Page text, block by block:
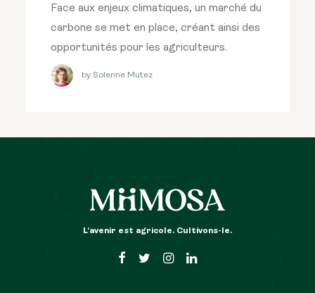
Face aux enjeux climatiques, un marché du
carbone se met en place, créant ainsi des
opportunités pour les agriculteurs.
by Solenne Mutez
L’avenir est agricole. Cultivons-le.